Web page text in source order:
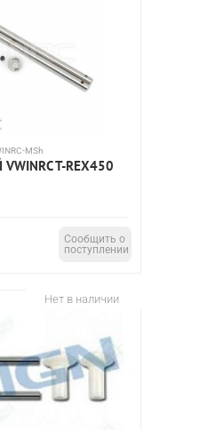
MSh
T-REX450
Сообщить о
поступлении
Нет в наличии